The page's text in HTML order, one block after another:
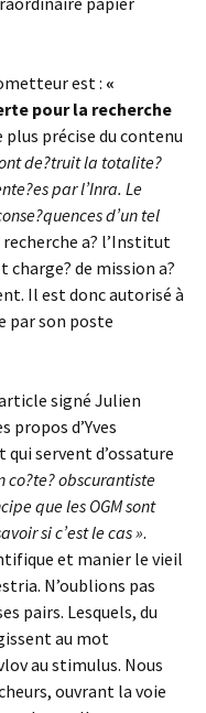
est : «
pour la recherche
précise du contenu
de?truit la totalite?
par l’Inra. Le
d’un tel
recherche a? l’Institut
charge? de mission a?
Il est donc autorisé à
par son poste
signé Julien
propos d’Yves
servent d’ossature
co?te? obscurantiste
que les OGM sont
si c’est le cas ».
et manier le vieil
N’oublions pas
pairs. Lesquels, du
au mot
au stimulus. Nous
ouvrant la voie